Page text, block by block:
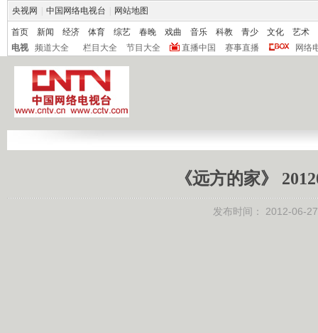
央视网 中国网络电视台 网站地图
首页 新闻 经济 体育 综艺 春晚 戏曲 音乐 科教 青少 文化
艺术
电视
频道大全 栏目大全 节目大全 直播中国 赛事直播 网络
《远方的家》
发布时间： 2012-06-